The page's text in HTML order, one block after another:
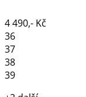
4 490,- Kč
36
37
38
39